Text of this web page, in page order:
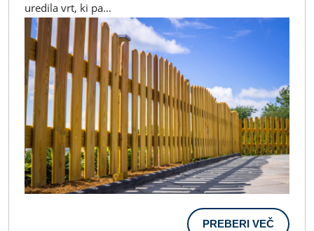
Živalmi
uredila vrt, ki pa…
PREBERI VEČ